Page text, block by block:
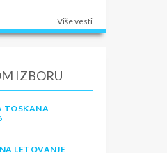
Više vesti
IZBORU
TOSKANA
LETOVANJE